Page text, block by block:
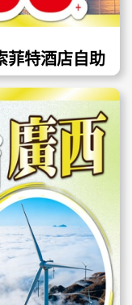
菲特酒店自助